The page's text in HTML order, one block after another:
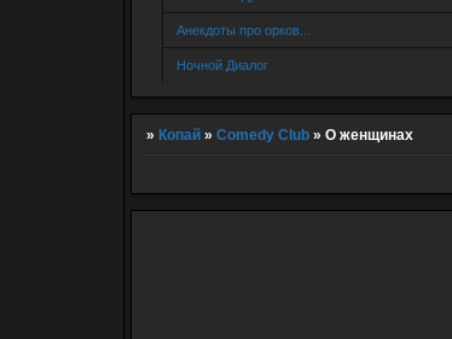
Анекдоты про орков...
Ночной Диалог
» Копай » Comedy Club » О женщинах